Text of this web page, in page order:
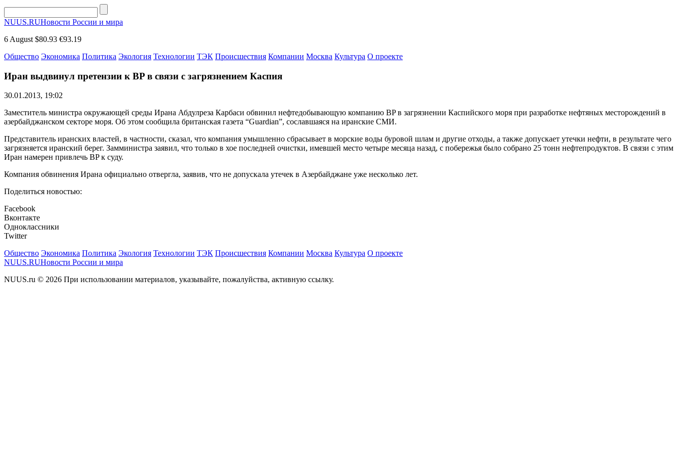
NUUS.RUНовости России и мира
6 August $80.93 €93.19
Общество Экономика Политика Экология Технологии ТЭК Происшествия Компании Москва Культура О проекте
Иран выдвинул претензии к BP в связи с загрязнением Каспия
30.01.2013, 19:02
Заместитель министра окружающей среды Ирана Абдулреза Карбаси обвинил нефтедобывающую компанию BP в загрязнении Каспийского моря при разработке нефтяных месторождений в
азербайджанском секторе моря. Об этом сообщила британская газета “Guardian”, сославшаяся на иранские СМИ.
Представитель иранских властей, в частности, сказал, что компания умышленно сбрасывает в морские воды буровой шлам и другие отходы, а также допускает утечки нефти, в результате чего
загрязняется иранский берег. Замминистра заявил, что только в хое последней очистки, имевшей место четыре месяца назад, с побережья было собрано 25 тонн нефтепродуктов. В связи с этим
Иран намерен привлечь BP к суду.
Компания обвинения Ирана официально отвергла, заявив, что не допускала утечек в Азербайджане уже несколько лет.
Поделиться новостью:
Facebook
Вконтакте
Одноклассники
Twitter
Общество Экономика Политика Экология Технологии ТЭК Происшествия Компании Москва Культура О проекте
NUUS.RUНовости России и мира
NUUS.ru © 2026 При использовании материалов, указывайте, пожалуйства, активную ссылку.